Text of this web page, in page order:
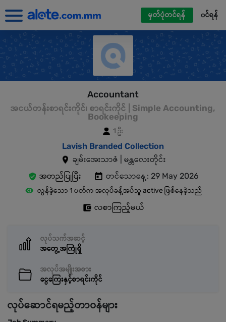
မှတ်ပုံတင်ရန် ၀င်ရန်
Accountant
အငယ်တန်းစာရင်းကိုင်၊ စာရင်းကိုင် | Simple Accounting,
Bookeeping
1 ဦး
Lavish Branded Collection
ချမ်းအေးသာဇံ | မန္တလေးတိုင်း
အတည်ပြုပြီး
တင်သောနေ့: 29 May 2026
လွန်ခဲ့သော 1 ပတ်က အလုပ်ခန့်အပ်သူ active ဖြစ်နေခဲ့သည်
လစာကြည့်မယ်
လုပ်သက်အဆင့်
အတွေ့အကြုံရှိ
အလုပ်အမျိုးအစား
ငွေကြေးနှင့်စာရင်းကိုင်
လုပ်ဆောင်ရမည့်တာဝန်များ